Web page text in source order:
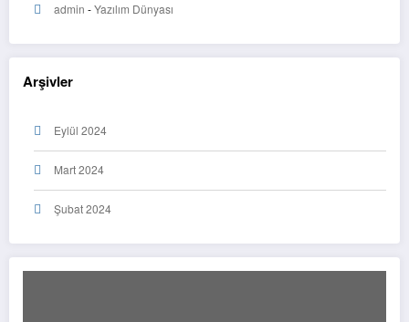
admin -Yazılım Dünyası
Arşivler
Eylül 2024
Mart 2024
Şubat 2024